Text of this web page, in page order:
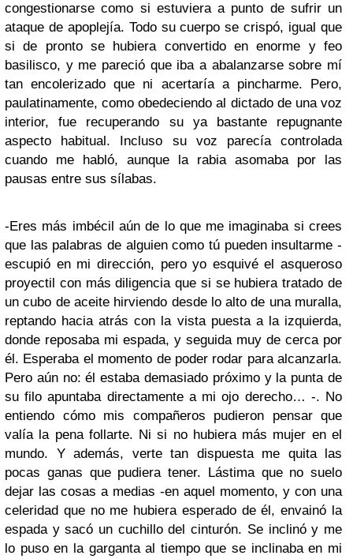
congestionarse como si estuviera a punto de sufrir un
ataque de apoplejía. Todo su cuerpo se crispó, igual que
si de pronto se hubiera convertido en enorme y feo
basilisco, y me pareció que iba a abalanzarse sobre mí
tan encolerizado que ni acertaría a pincharme. Pero,
paulatinamente, como obedeciendo al dictado de una voz
interior, fue recuperando su ya bastante repugnante
aspecto habitual. Incluso su voz parecía controlada
cuando me habló, aunque la rabia asomaba por las
pausas entre sus sílabas.
-Eres más imbécil aún de lo que me imaginaba si crees
que las palabras de alguien como tú pueden insultarme -
escupió en mi dirección, pero yo esquivé el asqueroso
proyectil con más diligencia que si se hubiera tratado de
un cubo de aceite hirviendo desde lo alto de una muralla,
reptando hacia atrás con la vista puesta a la izquierda,
donde reposaba mi espada, y seguida muy de cerca por
él. Esperaba el momento de poder rodar para alcanzarla.
Pero aún no: él estaba demasiado próximo y la punta de
su filo apuntaba directamente a mi ojo derecho… -. No
entiendo cómo mis compañeros pudieron pensar que
valía la pena follarte. Ni si no hubiera más mujer en el
mundo. Y además, verte tan dispuesta me quita las
pocas ganas que pudiera tener. Lástima que no suelo
dejar las cosas a medias -en aquel momento, y con una
celeridad que no me hubiera esperado de él, envainó la
espada y sacó un cuchillo del cinturón. Se inclinó y me
lo puso en la garganta al tiempo que se inclinaba en mi